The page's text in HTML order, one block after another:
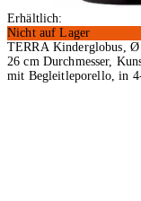
Erhältlich:
Nicht auf Lager
TERRA Kinderglobus, Ø
26 cm Durchmesser,
mit Begleitleporello, in